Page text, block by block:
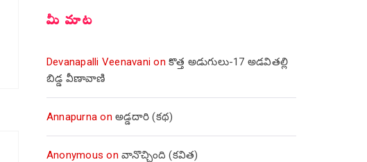
మీ మాట
Devanapalli Veenavani onకొత్త అడుగులు-17 అడవితల్లి
బిడ్డ వీణావాణి
Annapurna onఅడ్డదారి (కథ)
Anonymous onవానొచ్చింది (కవిత)